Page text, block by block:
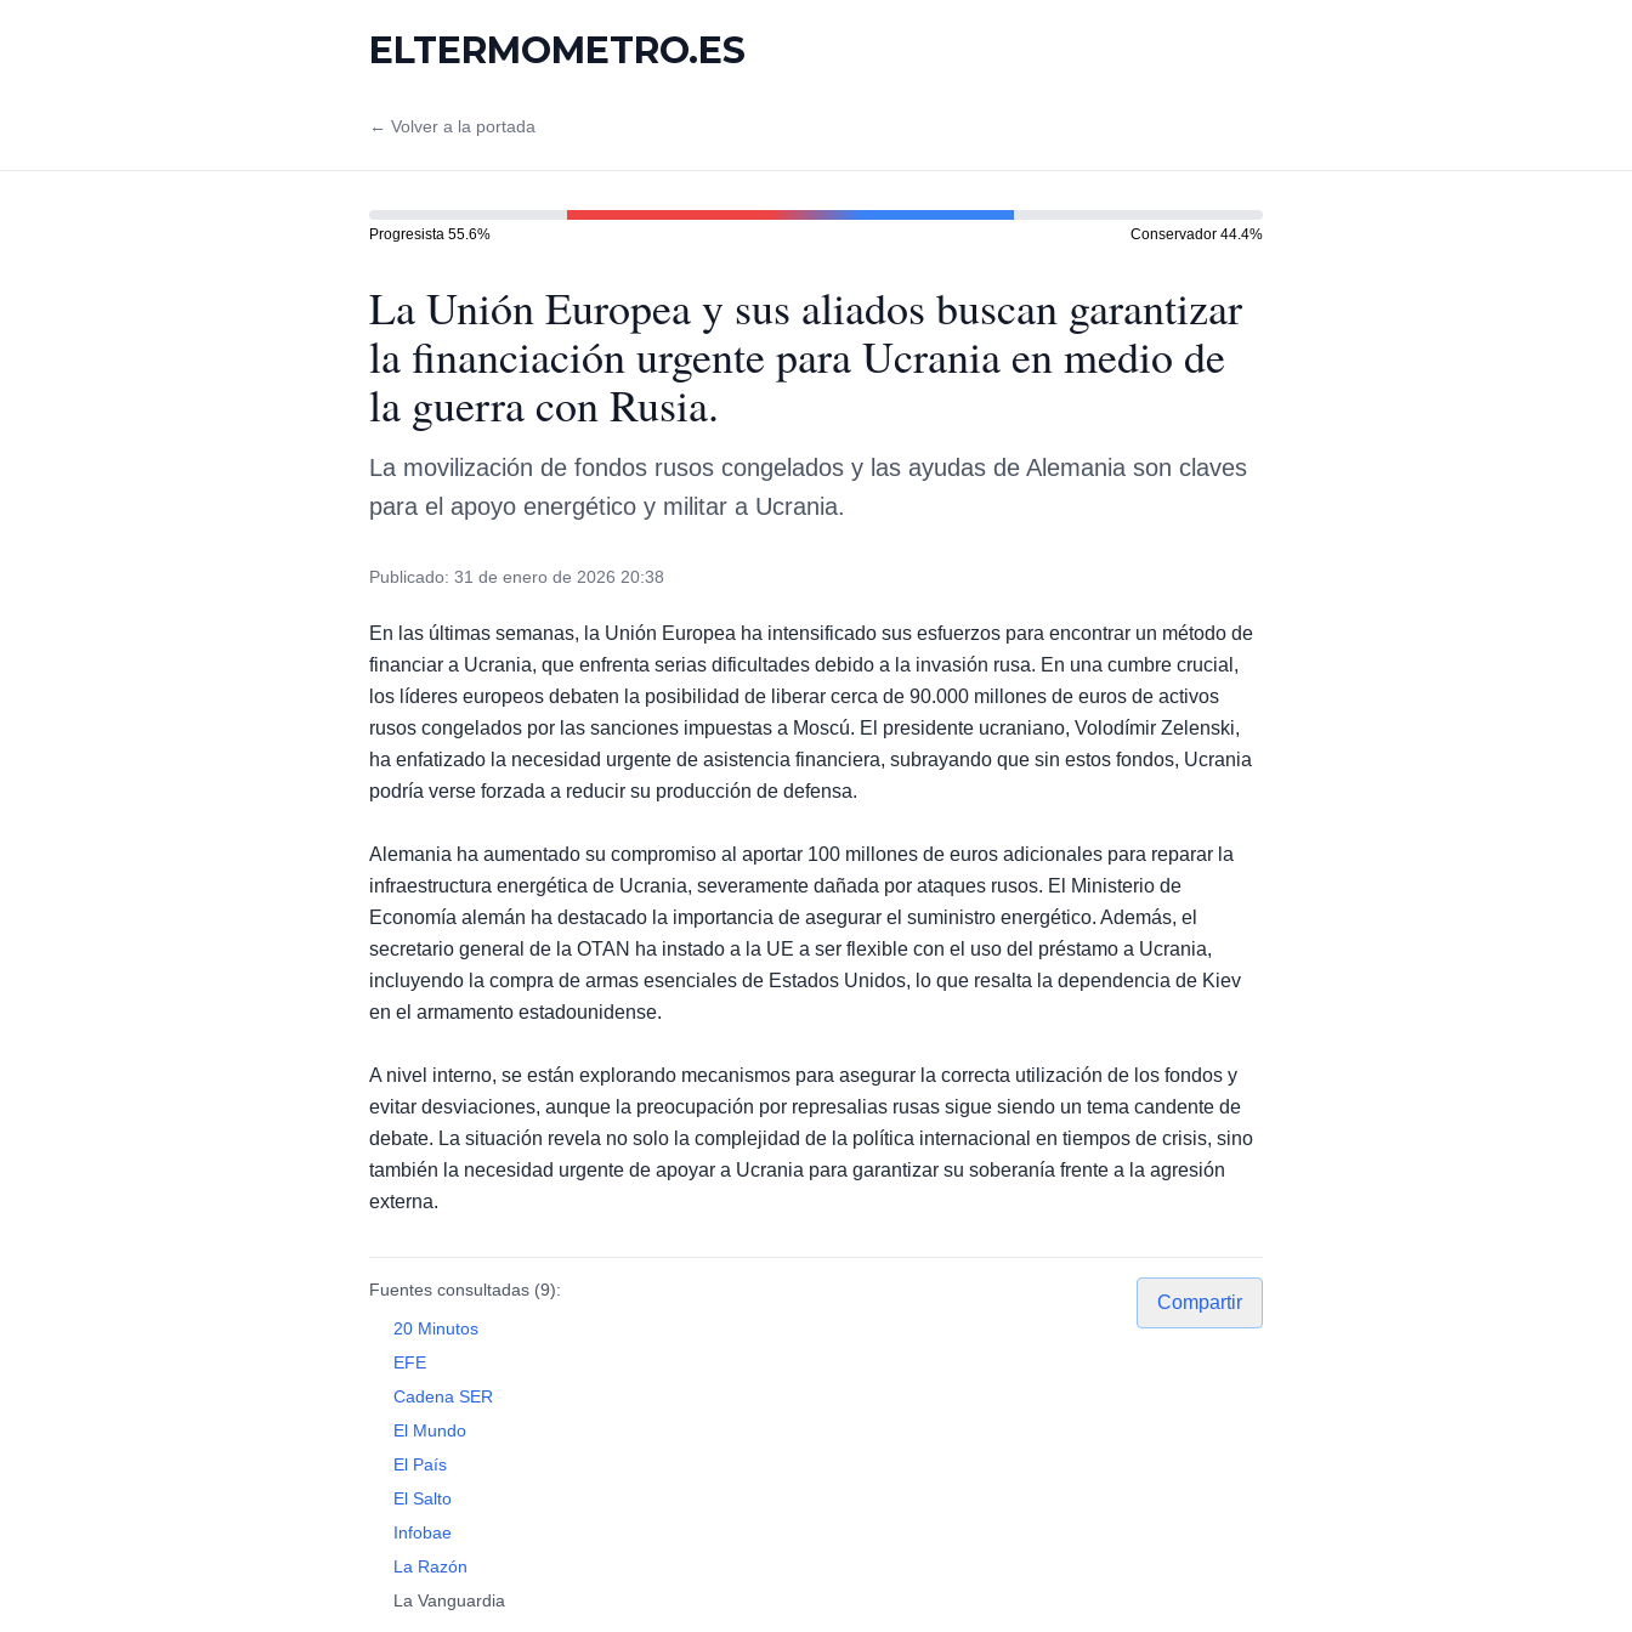
ELTERMOMETRO.ES
← Volver a la portada
Progresista 55.6% Conservador 44.4%
La Unión Europea y sus aliados buscan garantizar
la financiación urgente para Ucrania en medio de
la guerra con Rusia.
La movilización de fondos rusos congelados y las ayudas de Alemania son claves
para el apoyo energético y militar a Ucrania.
Publicado: 31 de enero de 2026 20:38
En las últimas semanas, la Unión Europea ha intensificado sus esfuerzos para encontrar un método de
financiar a Ucrania, que enfrenta serias dificultades debido a la invasión rusa. En una cumbre crucial,
los líderes europeos debaten la posibilidad de liberar cerca de 90.000 millones de euros de activos
rusos congelados por las sanciones impuestas a Moscú. El presidente ucraniano, Volodímir Zelenski,
ha enfatizado la necesidad urgente de asistencia financiera, subrayando que sin estos fondos, Ucrania
podría verse forzada a reducir su producción de defensa.
Alemania ha aumentado su compromiso al aportar 100 millones de euros adicionales para reparar la
infraestructura energética de Ucrania, severamente dañada por ataques rusos. El Ministerio de
Economía alemán ha destacado la importancia de asegurar el suministro energético. Además, el
secretario general de la OTAN ha instado a la UE a ser flexible con el uso del préstamo a Ucrania,
incluyendo la compra de armas esenciales de Estados Unidos, lo que resalta la dependencia de Kiev
en el armamento estadounidense.
A nivel interno, se están explorando mecanismos para asegurar la correcta utilización de los fondos y
evitar desviaciones, aunque la preocupación por represalias rusas sigue siendo un tema candente de
debate. La situación revela no solo la complejidad de la política internacional en tiempos de crisis, sino
también la necesidad urgente de apoyar a Ucrania para garantizar su soberanía frente a la agresión
externa.
Fuentes consultadas (9):
20 Minutos
EFE
Cadena SER
El Mundo
El País
El Salto
Infobae
La Razón
La Vanguardia
Compartir